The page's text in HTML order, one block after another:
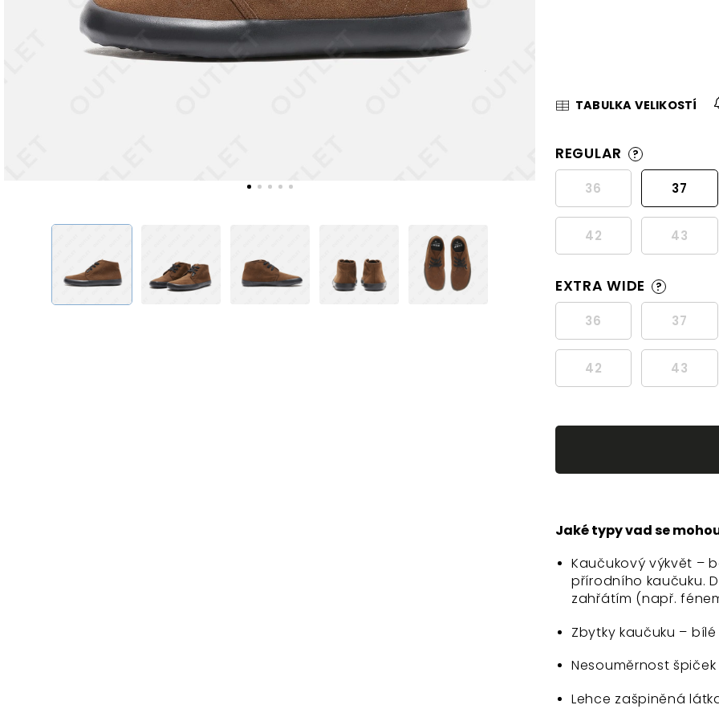
TABULKA VELIKOSTÍ
REGULAR ?
36 37
42 43
EXTRA WIDE ?
36 37
42 43
Jaké typy vad se
Kaučukový výkvět –
přírodního kaučuku.
zahřátím (např.
Zbytky kaučuku –
Nesouměrnost
Lehce zašpiněná